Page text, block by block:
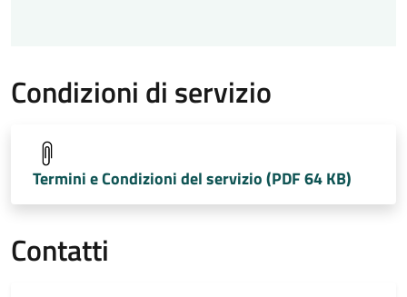
Condizioni di servizio
Termini e Condizioni del servizio (PDF 64 KB)
Contatti